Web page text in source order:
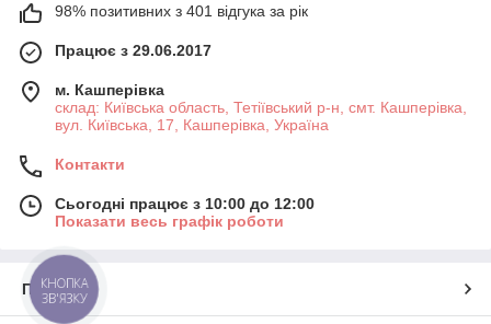
98% позитивних з 401 відгука за рік
Працює з 29.06.2017
м. Кашперівка
склад: Київська область, Тетіївський р-н, смт. Кашперівка,
вул. Київська, 17, Кашперівка, Україна
Контакти
Сьогодні працює з 10:00 до 12:00
Показати весь графік роботи
Про нас
КНОПКА
ЗВ'ЯЗКУ